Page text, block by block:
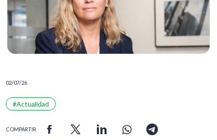
02/07/26
#Actualidad
COMPARTIR